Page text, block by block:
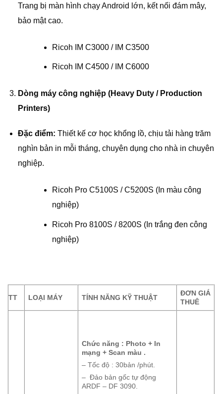
Trang bị màn hình chạy Android lớn, kết nối đám mây,
bảo mật cao.
Ricoh IM C3000 / IM C3500
Ricoh IM C4500 / IM C6000
Dòng máy công nghiệp (Heavy Duty / Production
Printers)
Đặc điểm: Thiết kế cơ học khổng lồ, chịu tải hàng trăm
nghìn bản in mỗi tháng, chuyên dụng cho nhà in chuyên
nghiệp.
Ricoh Pro C5100S / C5200S (In màu công
nghiệp)
Ricoh Pro 8100S / 8200S (In trắng đen công
nghiệp)
TT LOẠI MÁY TÍNH NĂNG KỸ THUẬT
ĐƠN GIÁ
THUÊ
Chức năng : Photo + In
mạng + Scan màu .
– Tốc độ : 30bản /phút.
– Đảo bản gốc tự động
ARDF – DF 3090.